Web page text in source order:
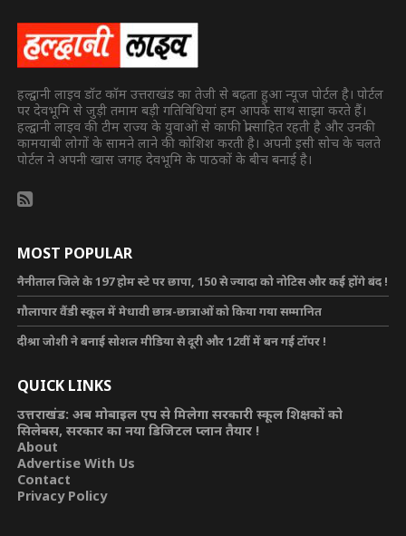
हल्द्वानी लाइव डॉट कॉम उत्तराखंड का तेजी से बढ़ता हुआ न्यूज पोर्टल है। पोर्टल
पर देवभूमि से जुड़ी तमाम बड़ी गतिविधियां हम आपके साथ साझा करते हैं।
हल्द्वानी लाइव की टीम राज्य के युवाओं से काफी प्रोत्साहित रहती है और उनकी
कामयाबी लोगों के सामने लाने की कोशिश करती है। अपनी इसी सोच के चलते
पोर्टल ने अपनी खास जगह देवभूमि के पाठकों के बीच बनाई है।
MOST POPULAR
नैनीताल जिले के 197 होम स्टे पर छापा, 150 से ज्यादा को नोटिस और कई होंगे बंद !
गौलापार वैंडी स्कूल में मेधावी छात्र-छात्राओं को किया गया सम्मानित
दीश्रा जोशी ने बनाई सोशल मीडिया से दूरी और 12वीं में बन गई टॉपर !
QUICK LINKS
उत्तराखंड: अब मोबाइल एप से मिलेगा सरकारी स्कूल शिक्षकों को
सिलेबस, सरकार का नया डिजिटल प्लान तैयार !
About
Advertise With Us
Contact
Privacy Policy